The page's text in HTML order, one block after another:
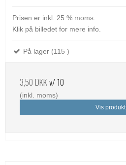
Prisen er inkl. 25 % moms.
Klik på billedet for mere info.
På lager (115 )
3,50 DKKv/ 10
(inkl. moms)
Vis produkt